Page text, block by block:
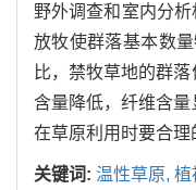
野外调查和室内分
放牧使群落基本数
比，禁牧草地的群
含量降低，纤维含量
在草原利用时要合
关键词: 温性草原, 植